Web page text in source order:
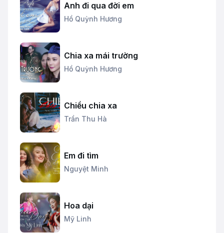
Anh đi qua đời em
Hồ Quỳnh Hương
Chia xa mái trường
Hồ Quỳnh Hương
Chiều chia xa
Trần Thu Hà
Em đi tìm
Nguyệt Minh
Hoa dại
Mỹ Linh